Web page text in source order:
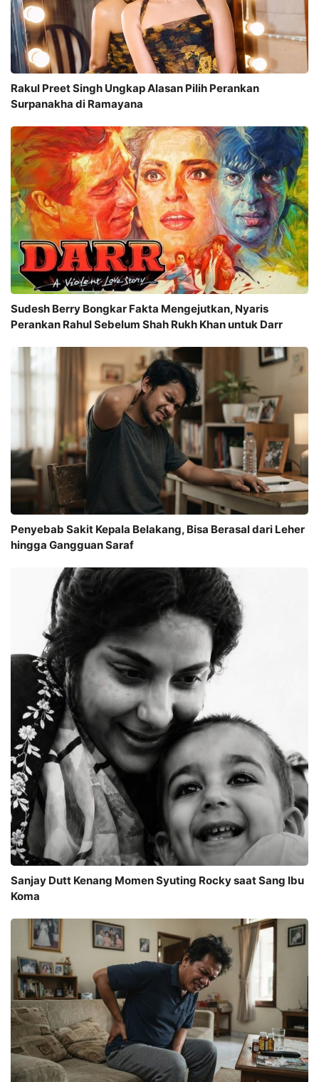
Rakul Preet Singh Ungkap Alasan Pilih Perankan
Surpanakha di Ramayana
Sudesh Berry Bongkar Fakta Mengejutkan, Nyaris
Perankan Rahul Sebelum Shah Rukh Khan untuk Darr
Penyebab Sakit Kepala Belakang, Bisa Berasal dari Leher
hingga Gangguan Saraf
Sanjay Dutt Kenang Momen Syuting Rocky saat Sang Ibu
Koma